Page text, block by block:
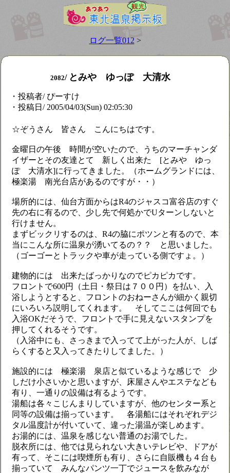
ログ一覧012 >
2082/ とみや ゆっぽ 大清水
・投稿者/ ぴーすけ
・投稿日/ 2005/04/03(Sun) 02:05:30
☆ぞうさん 皆さん こんにちはです。
金曜日の午後 時間が空いたので、うちのマーチャンダ
イザーとその友達とて 新しく出来た [とみや ゆっ
ぽ 大清水]に行ってきました。（ホームグランドには、
極楽湯 南光台店があるのですが・・）
場所的には、仙台方面からはR4のジャスコ富谷店のすぐ
先の右に有るので、少し先で何処かでUターンしないと
行けません。
まずビックリするのは、R4の脇にポツンと有るので、本
当にこんな所に温泉が湧いてるの？？ と思いました。
（ゴーゴーとトラックや車が走っている側ですょ。）
建物的には 出来たばっかりなのでピカピカです。
フロントで600円（土日・祭日は７００円）を払い、入
浴しようとすると、フロントのおねーさんが細かく親切
にいろいろ説明してくれます。 そしてここは何回でも
入浴OKだそうで、フロントで手に見えないスタンプを
押してくれるそうです。
（入浴中にも、さっきまで入ってて上がった人が、しば
らくすると又入ってきたりしてました。）
施設的には 極楽湯 泉店と似ているような感じで 少
しだけ小さいかと思いますが、床屋さんやエステなども
有り、一通りの設備は有るようです。
湯船は各々こじんまりしていますが、他のセンター系と
同等の設備は揃っています。 各湯船にはそれぞれデジ
タル温度計が付いていて、違った湯温が楽しめます。
お湯的には、温泉を感じない普通のお湯でした。
脱衣所には、他では見られない大きいテレビや、ドアが
有って、そこには喫煙所も有り、さらに自販機も４台も
揃っていて みんなパンツ一丁でジュースを飲みなが